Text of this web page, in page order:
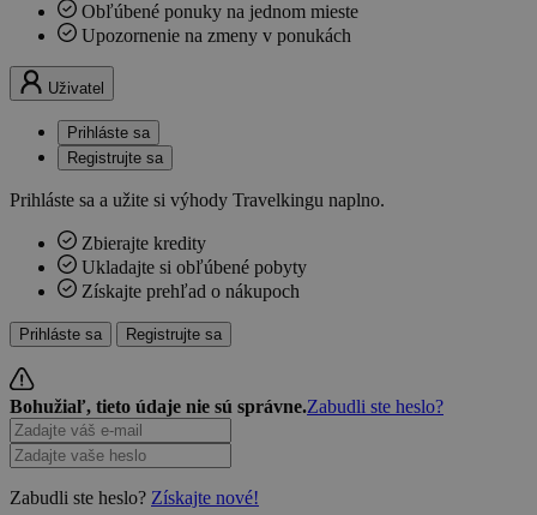
Obľúbené ponuky na jednom mieste
Upozornenie na zmeny v ponukách
Uživatel
Prihláste sa
Registrujte sa
Prihláste sa a užite si výhody Travelkingu naplno.
Zbierajte kredity
Ukladajte si obľúbené pobyty
Získajte prehľad o nákupoch
Prihláste sa Registrujte sa
Bohužiaľ, tieto údaje nie sú správne.Zabudli ste heslo?
Zabudli ste heslo? Získajte nové!